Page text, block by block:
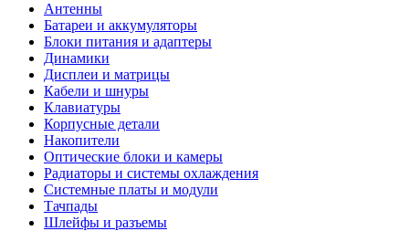
Антенны
Батареи и аккумуляторы
Блоки питания и адаптеры
Динамики
Дисплеи и матрицы
Кабели и шнуры
Клавиатуры
Корпусные детали
Накопители
Оптические блоки и камеры
Радиаторы и системы охлаждения
Системные платы и модули
Тачпады
Шлейфы и разъемы